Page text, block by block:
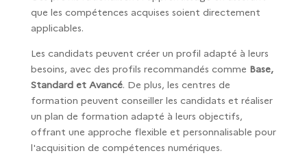
que les compétences acquises soient directement
applicables.
Les candidats peuvent créer un profil adapté à leurs
besoins, avec des profils recommandés comme Base,
Standard et Avancé. De plus, les centres de
formation peuvent conseiller les candidats et réaliser
un plan de formation adapté à leurs objectifs,
offrant une approche flexible et personnalisable pour
l'acquisition de compétences numériques.